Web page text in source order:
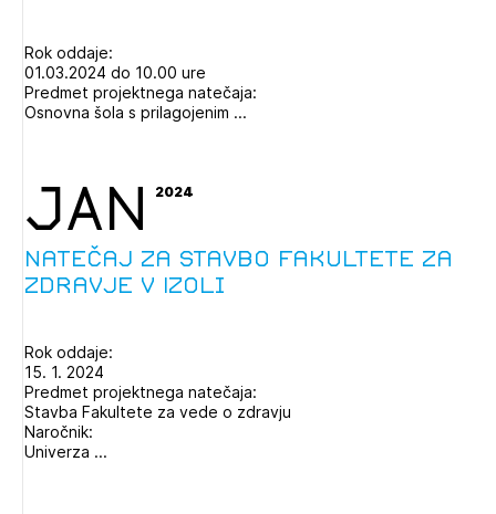
registriranim uporabnikom. Da lahko do nje
dostopate, se je potrebno prijaviti.
PRIJAVITE SE
Rok oddaje:
01.03.2024 do 10.00 ure
Predmet projektnega natečaja:
Osnovna šola s prilagojenim ...
JAN 2024
Natečaj za stavbo Fakultete za
zdravje v Izoli
Rok oddaje:
15. 1. 2024
Predmet projektnega natečaja:
Stavba Fakultete za vede o zdravju
Naročnik:
Univerza ...